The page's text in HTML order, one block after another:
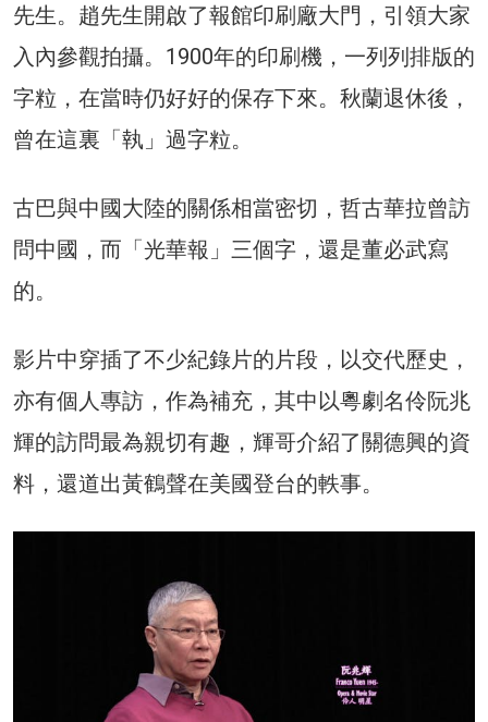
先生。趙先生開啟了報館印刷廠大門，引領大家
入內參觀拍攝。1900年的印刷機，一列列排版的
字粒，在當時仍好好的保存下來。秋蘭退休後，
曾在這裏「執」過字粒。
古巴與中國大陸的關係相當密切，哲古華拉曾訪
問中國，而「光華報」三個字，還是董必武寫
的。
影片中穿插了不少紀錄片的片段，以交代歷史，
亦有個人專訪，作為補充，其中以粵劇名伶阮兆
輝的訪問最為親切有趣，輝哥介紹了關德興的資
料，還道出黃鶴聲在美國登台的軼事。